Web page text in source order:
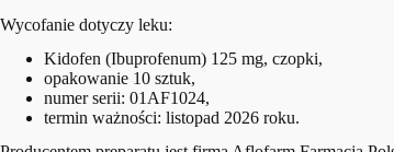
Wycofanie dotyczy leku:
Kidofen (Ibuprofenum) 125 mg, czopki,
opakowanie 10 sztuk,
numer serii: 01AF1024,
termin ważności: listopad 2026 roku.